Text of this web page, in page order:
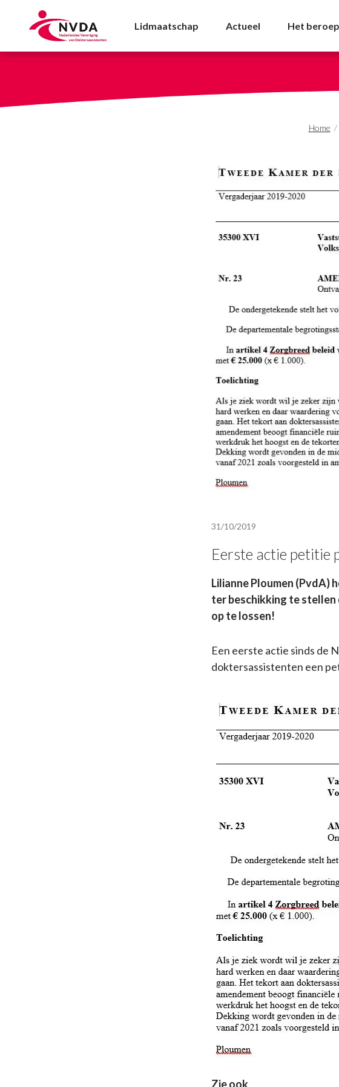
Eerste actie petitie
Lidmaatschap Actueel Het beroep
Home /
31/10/2019
Eerste actie petitie
Lilianne Ploumen (PvdA)
ter beschikking te
op te lossen!
Een eerste actie sinds de
doktersassistenten een
Zie ook